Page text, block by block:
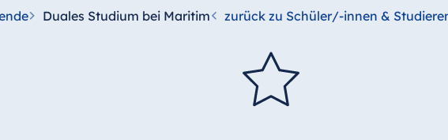
Duales Studium bei Maritim zurück zu Schüler/-innen &